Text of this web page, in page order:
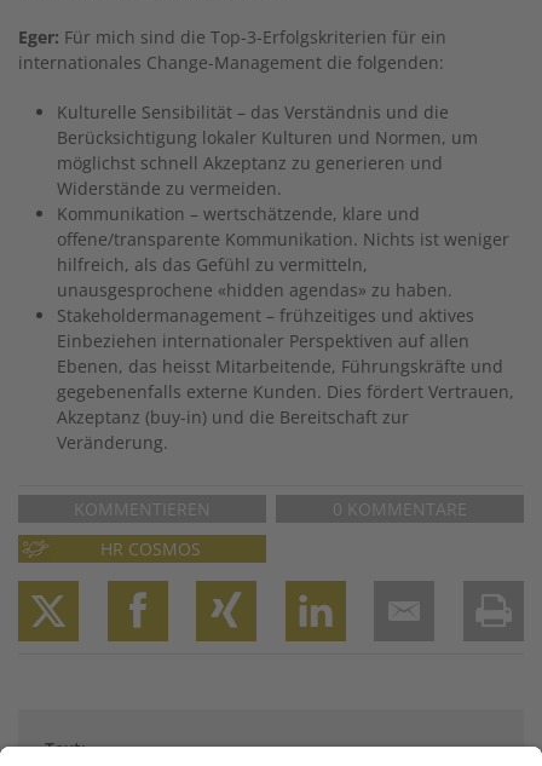
Eger: Für mich sind die Top-3-Erfolgskriterien für ein
internationales Change-Management die folgenden:
Kulturelle Sensibilität – das Verständnis und die
Berücksichtigung lokaler Kulturen und Normen, um
möglichst schnell Akzeptanz zu ge­nerieren und
Widerstände zu vermeiden.
Kommunikation – wertschätzende, klare und
offene/transparente Kommunikation. Nichts ist weniger
hilfreich, als das Gefühl zu vermitteln,
unausgesprochene «hidden agendas» zu haben.
Stakeholdermanagement – frühzeitiges und aktives
Einbeziehen internationaler Perspektiven auf allen
Ebenen, das heisst Mitarbeitende, Führungskräfte und
gegebenenfalls externe Kunden. Dies fördert Vertrauen,
Akzeptanz (buy-in) und die Bereitschaft zur
Veränderung.
KOMMENTIEREN
0 KOMMENTARE
HR COSMOS
Text: